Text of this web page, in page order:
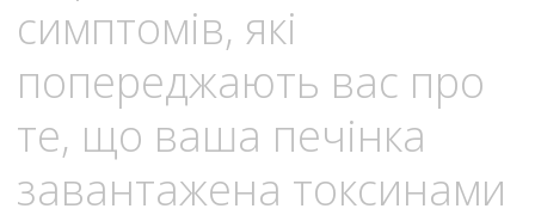
симптомів, які
попереджають вас про
те, що ваша печінка
завантажена токсинами